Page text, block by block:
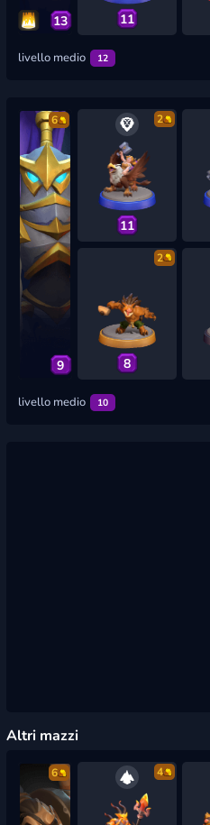
13 11
livello medio 12
6
9
2
11
2
8
livello medio 10
Altri mazzi
6 4